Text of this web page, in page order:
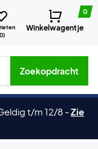
)
0
Winkelwagentje
etc.
Zoekopdracht
t/m 12/8 -Zie